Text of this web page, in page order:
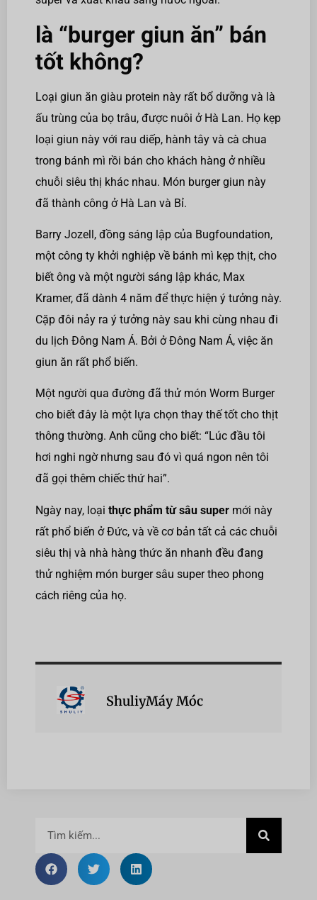
là “burger giun ăn” bán
tốt không?
Loại giun ăn giàu protein này rất bổ dưỡng và là
ấu trùng của bọ trâu, được nuôi ở Hà Lan. Họ kẹp
loại giun này với rau diếp, hành tây và cà chua
trong bánh mì rồi bán cho khách hàng ở nhiều
chuỗi siêu thị khác nhau. Món burger giun này
đã thành công ở Hà Lan và Bỉ.
Barry Jozell, đồng sáng lập của Bugfoundation,
một công ty khởi nghiệp về bánh mì kẹp thịt, cho
biết ông và một người sáng lập khác, Max
Kramer, đã dành 4 năm để thực hiện ý tưởng này.
Cặp đôi nảy ra ý tưởng này sau khi cùng nhau đi
du lịch Đông Nam Á. Bởi ở Đông Nam Á, việc ăn
giun ăn rất phổ biến.
Một người qua đường đã thử món Worm Burger
cho biết đây là một lựa chọn thay thế tốt cho thịt
thông thường. Anh cũng cho biết: “Lúc đầu tôi
hơi nghi ngờ nhưng sau đó vì quá ngon nên tôi
đã gọi thêm chiếc thứ hai”.
Ngày nay, loại thực phẩm từ sâu super mới này
rất phổ biến ở Đức, và về cơ bản tất cả các chuỗi
siêu thị và nhà hàng thức ăn nhanh đều đang
thử nghiệm món burger sâu super theo phong
cách riêng của họ.
ShuliyMáy Móc